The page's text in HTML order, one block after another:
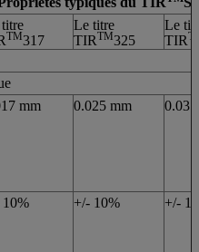
TM317
Le titre
TIRTM325
Le
TIR
mm 0.025 mm
10% +/- 10% +/-